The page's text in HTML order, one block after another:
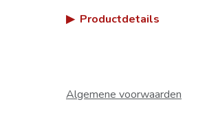
▶ Productdetails
Algemene voorwaarden